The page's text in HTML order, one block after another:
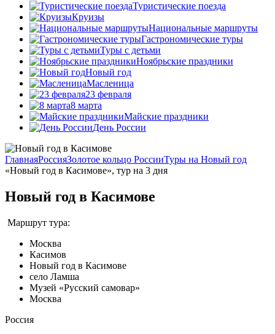
Туристические поезда
Круизы
Национальные маршруты
Гастрономические туры
Туры с детьми
Ноябрьские праздники
Новый год
Масленица
23 февраля
8 марта
Майские праздники
День России
ГлавнаяРоссияЗолотое кольцо РоссииТуры на Новый год
«Новый год в Касимове», тур на 3 дня
Новый год в Касимове
Маршрут тура:
Москва
Касимов
Новый год в Касимове
село Ламша
Музей «Русский самовар»
Москва
Россия